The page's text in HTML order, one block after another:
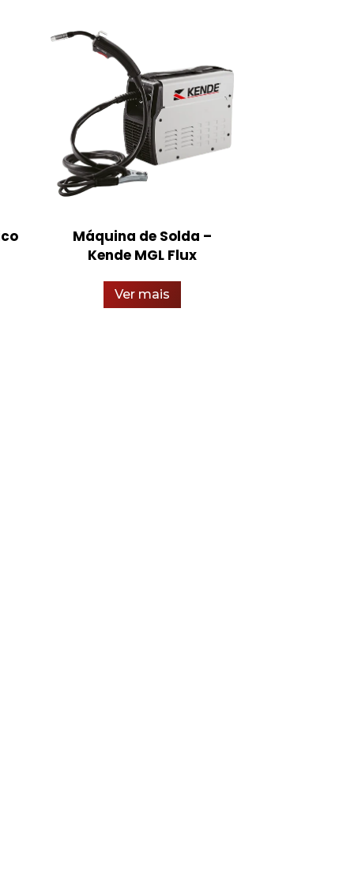
Máquina de Solda –
Kende MGL Flux
Ver mais